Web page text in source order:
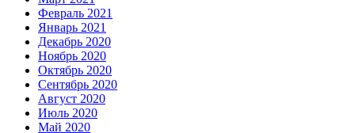
Февраль 2021
Январь 2021
Декабрь 2020
Ноябрь 2020
Октябрь 2020
Сентябрь 2020
Август 2020
Июль 2020
Май 2020